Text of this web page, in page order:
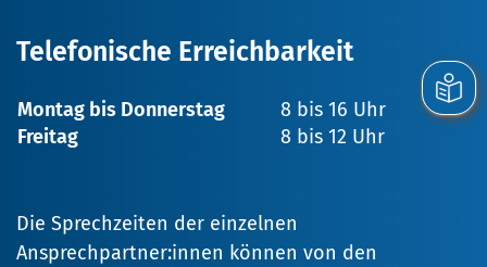
Telefonische Erreichbarkeit
Montag bis Donnerstag
8 bis 16 Uhr
Freitag
8 bis 12 Uhr
Die Sprechzeiten der einzelnen
Ansprechpartner:innen können von den